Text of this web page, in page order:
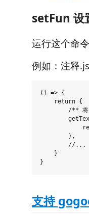
setFun 设
运行这个命
例如：注释.js
() => {
    return {
/** 将
        },
//...
    }
支持